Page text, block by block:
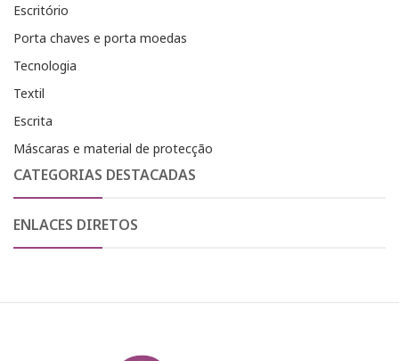
Escritório
Porta chaves e porta moedas
Tecnologia
Textil
Escrita
Máscaras e material de protecção
CATEGORIAS DESTACADAS
ENLACES DIRETOS